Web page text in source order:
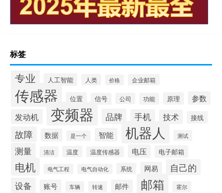
标签
专业 人工智能 人类 价格 企业邮箱
传感器 位置 信号 公司 功能 原理 参数
发动机 变频器 品牌 手机 技术 接线
故障 数据 是一个 智能 机器人 测试
测量 清洁 温度 温度传感器 电压 电子邮箱
电机 电气工程 电气自动化 系统 网易 自己的
设备 账号 车辆 转速 邮件 邮箱 霍尔